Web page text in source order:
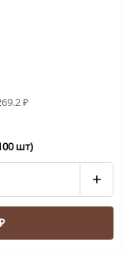
₽
шт)
+